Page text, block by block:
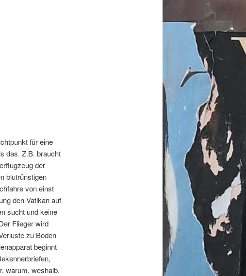
für eine
das. Z.B. braucht
der
blutrünstigen
von einst
den Vatikan auf
sucht und keine
Flieger wird
zu Boden
beginnt
warum, weshalb.